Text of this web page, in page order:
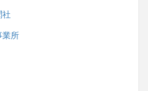
社
業所